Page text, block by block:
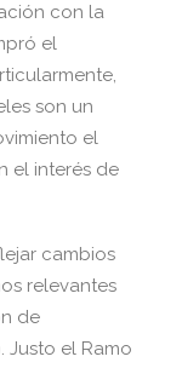
con la
el
son un
el
el interés de
cambios
relevantes
de
Justo el Ramo